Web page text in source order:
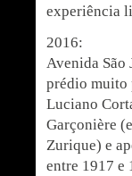
experiência
2016:
Avenida São
prédio muito
Luciano
Garçonière
Zurique) e
entre 1917 e